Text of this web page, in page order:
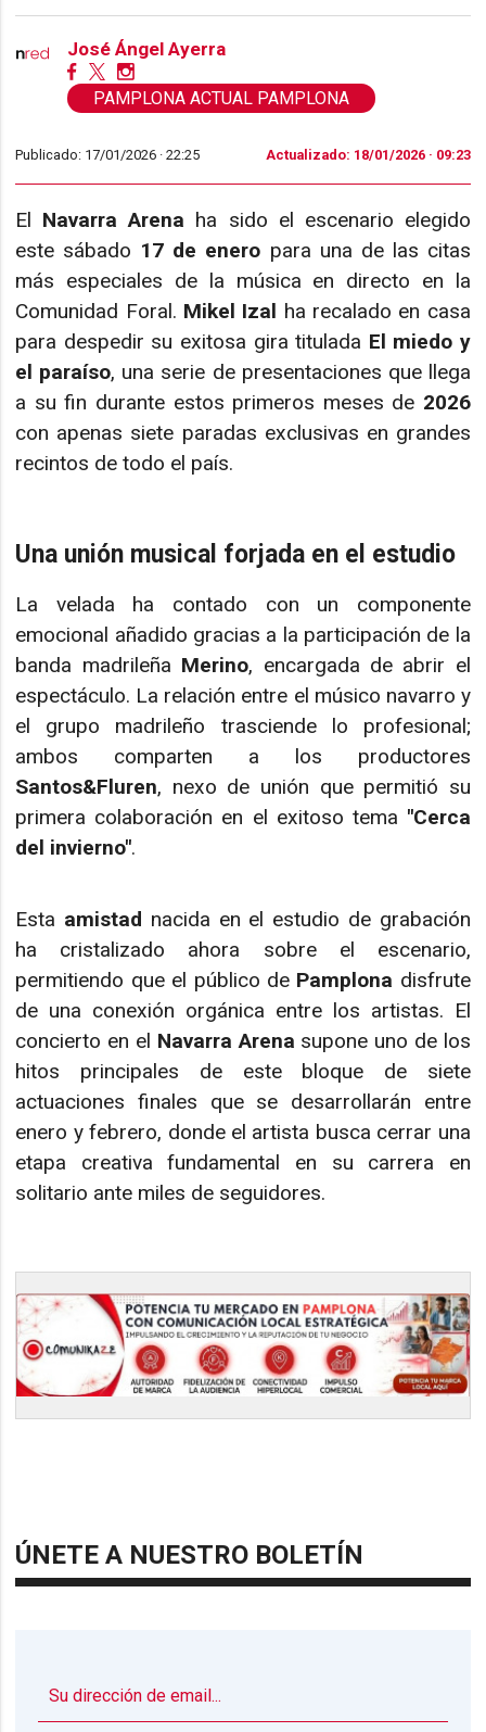
José Ángel Ayerra
PAMPLONA ACTUAL PAMPLONA
Publicado: 17/01/2026 ·22:25 Actualizado: 18/01/2026 · 09:23
El Navarra Arena ha sido el escenario elegido
este sábado 17 de enero para una de las citas
más especiales de la música en directo en la
Comunidad Foral. Mikel Izal ha recalado en casa
para despedir su exitosa gira titulada El miedo y
el paraíso, una serie de presentaciones que llega
a su fin durante estos primeros meses de 2026
con apenas siete paradas exclusivas en grandes
recintos de todo el país.
Una unión musical forjada en el estudio
La velada ha contado con un componente
emocional añadido gracias a la participación de la
banda madrileña Merino, encargada de abrir el
espectáculo. La relación entre el músico navarro y
el grupo madrileño trasciende lo profesional;
ambos comparten a los productores
Santos&Fluren, nexo de unión que permitió su
primera colaboración en el exitoso tema "Cerca
del invierno".
Esta amistad nacida en el estudio de grabación
ha cristalizado ahora sobre el escenario,
permitiendo que el público de Pamplona disfrute
de una conexión orgánica entre los artistas. El
concierto en el Navarra Arena supone uno de los
hitos principales de este bloque de siete
actuaciones finales que se desarrollarán entre
enero y febrero, donde el artista busca cerrar una
etapa creativa fundamental en su carrera en
solitario ante miles de seguidores.
ÚNETE A NUESTRO BOLETÍN